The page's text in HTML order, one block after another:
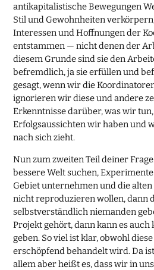
antikapitalistische Bewegungen
Stil und Gewohnheiten
Interessen und Hoffnungen der
entstammen — nicht denen der
diesem Grunde sind sie den
befremdlich, ja sie erfüllen und
gesagt, wenn wir die
ignorieren wir diese und andere
Erkenntnisse darüber, was wir
Erfolgsaussichten wir haben und
nach sich zieht.
Nun zum zweiten Teil deiner
bessere Welt suchen,
Gebiet unternehmen und die
nicht reproduzieren wollen, dann
selbstverständlich niemanden
Projekt gehört, dann kann es auch
geben. So viel ist klar, obwohl
erschöpfend behandelt wird. Da
allem aber heißt es, dass wir in